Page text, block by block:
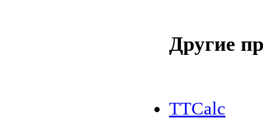
Другие
TTCalc